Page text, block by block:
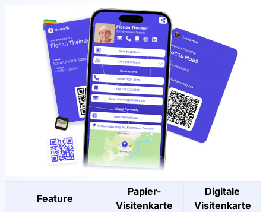
Feature
Papier-
Visitenkarte
Digitale
Visitenkarte